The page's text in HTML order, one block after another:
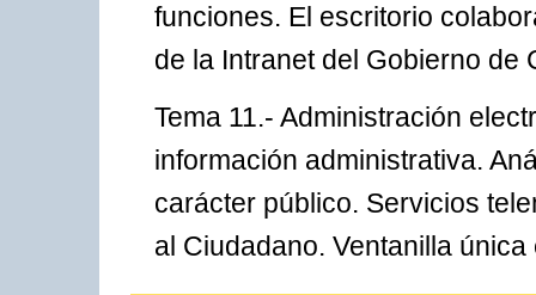
funciones. El escritorio
de la Intranet del Gobierno de
Tema 11.- Administración
información administrativa.
carácter público. Servicios
al Ciudadano. Ventanilla